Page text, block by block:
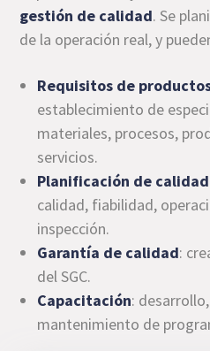
gestión de calidad. Se
de la operación real, y
Requisitos de
establecimiento de
materiales, procesos,
servicios.
Planificación de calidad
calidad, fiabilidad,
inspección.
Garantía de calidad:
del SGC.
Capacitación:
mantenimiento de